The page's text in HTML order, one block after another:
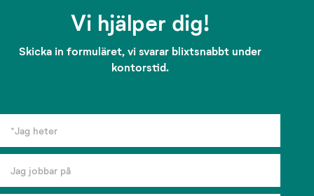
Vi hjälper dig!
Skicka in formuläret, vi svarar blixtsnabbt under
kontorstid.